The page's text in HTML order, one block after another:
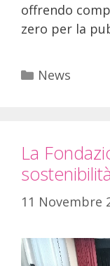
offrendo
zero per la
News
La
11 Novembre